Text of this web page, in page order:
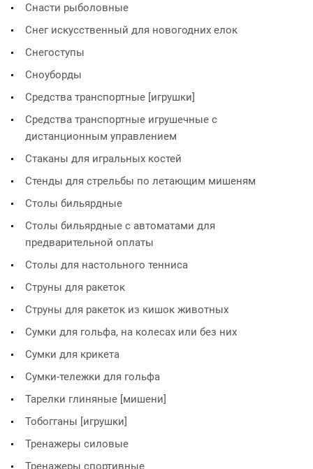
Снасти рыболовные
Снег искусственный для новогодних елок
Снегоступы
Сноуборды
Средства транспортные [игрушки]
Средства транспортные игрушечные с
дистанционным управлением
Стаканы для игральных костей
Стенды для стрельбы по летающим мишеням
Столы бильярдные
Столы бильярдные с автоматами для
предварительной оплаты
Столы для настольного тенниса
Струны для ракеток
Струны для ракеток из кишок животных
Сумки для гольфа, на колесах или без них
Сумки для крикета
Сумки-тележки для гольфа
Тарелки глиняные [мишени]
Тобогганы [игрушки]
Тренажеры силовые
Тренажеры спортивные